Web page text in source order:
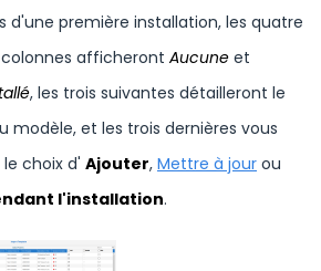
afficheront Aucune et
, les trois suivantes détailleront le
modèle, et les trois dernières vous
choix d' Ajouter, Mettre à jour ou
l'installation.